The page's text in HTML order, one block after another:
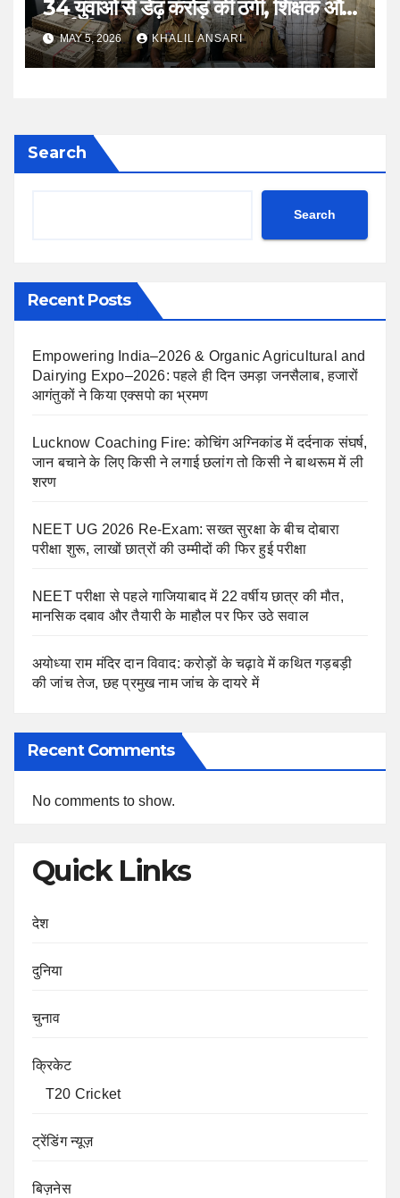
34 युवाओं से डेढ़ करोड़ की ठगी, शिक्षक और
क्लर्क गिरफ्तार
MAY 5, 2026 KHALIL ANSARI
Search
Search
Recent Posts
Empowering India–2026 & Organic Agricultural and
Dairying Expo–2026: पहले ही दिन उमड़ा जनसैलाब, हजारों
आगंतुकों ने किया एक्सपो का भ्रमण
Lucknow Coaching Fire: कोचिंग अग्निकांड में दर्दनाक संघर्ष,
जान बचाने के लिए किसी ने लगाई छलांग तो किसी ने बाथरूम में ली
शरण
NEET UG 2026 Re-Exam: सख्त सुरक्षा के बीच दोबारा
परीक्षा शुरू, लाखों छात्रों की उम्मीदों की फिर हुई परीक्षा
NEET परीक्षा से पहले गाजियाबाद में 22 वर्षीय छात्र की मौत,
मानसिक दबाव और तैयारी के माहौल पर फिर उठे सवाल
अयोध्या राम मंदिर दान विवाद: करोड़ों के चढ़ावे में कथित गड़बड़ी
की जांच तेज, छह प्रमुख नाम जांच के दायरे में
Recent Comments
No comments to show.
Quick Links
देश
दुनिया
चुनाव
क्रिकेट
T20 Cricket
ट्रेंडिंग न्यूज़
बिज़नेस